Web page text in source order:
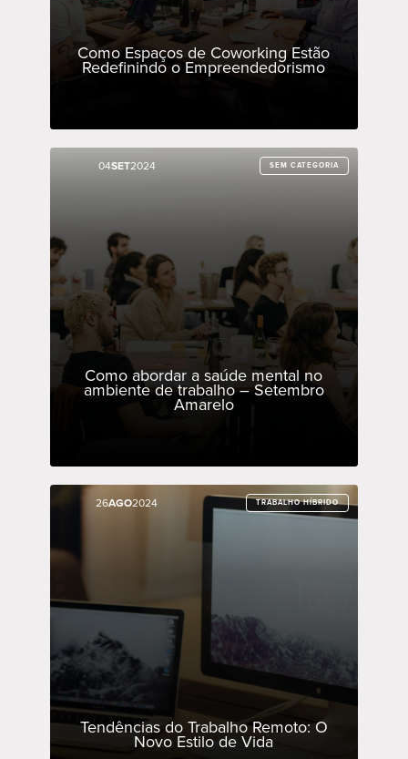
Como Espaços de Coworking Estão
Redefinindo o Empreendedorismo
04SET2024 SEM CATEGORIA
Como abordar a saúde mental no
ambiente de trabalho – Setembro
Amarelo
04SET2024 SEM CATEGORIA
26AGO2024 TRABALHO HÍBRIDO
Tendências do Trabalho Remoto: O
Novo Estilo de Vida
26AGO2024 TRABALHO HÍBRIDO